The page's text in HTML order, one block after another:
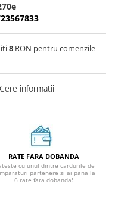
8RON pentru comenzile
informatii
RATE FARA DOBANDA
cu unul dintre cardurile de
partenere si ai pana la
6 rate fara dobanda!